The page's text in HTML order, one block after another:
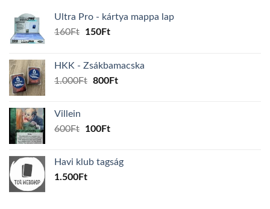
Ultra Pro - kártya mappa lap
160Ft
Original
160Ft.
150FtCurrent
150Ft.
HKK - Zsákbamacska
1.000Ft Original
800FtCurrent
Villein
600Ft
Original
600Ft.
100FtCurrent
100Ft.
Havi klub tagság
1.500Ft